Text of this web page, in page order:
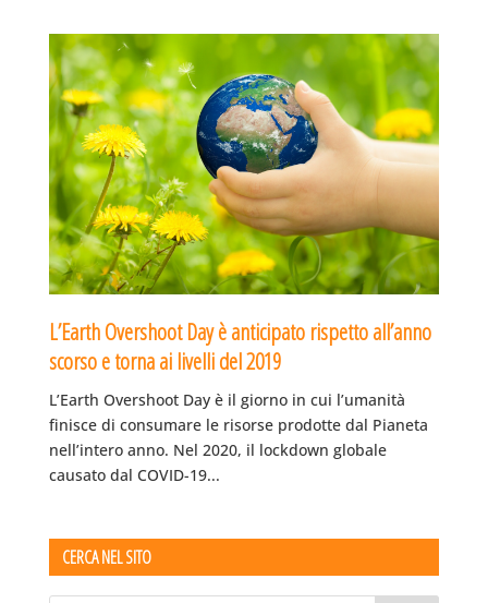
L’Earth Overshoot Day è anticipato rispetto all’anno
scorso e torna ai livelli del 2019
L’Earth Overshoot Day è il giorno in cui l’umanità
finisce di consumare le risorse prodotte dal Pianeta
nell’intero anno. Nel 2020, il lockdown globale
causato dal COVID-19...
CERCA NEL SITO